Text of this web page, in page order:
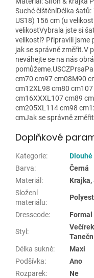
Suché čištěníDélka
US18) 156 cm (u
velikostVybrala jste si
velikostí? Připravili jsme
jak se správně změřit.V
neváhejte se na nás
cm70 cm97 cm08M90
cm12XL98 cm80
cm16XXXL107 cm89
cm205XL114 cm98
cmJak se správně
Doplňkové
Kategorie:
Dlouhé
Barva:
Černá
Materiál :
Krajka,
Složení
materiálu:
Dresscode: Formal
Styl :
Délka sukně:
Maxi
Podšívka:
Ano
Rozparek:
Ne